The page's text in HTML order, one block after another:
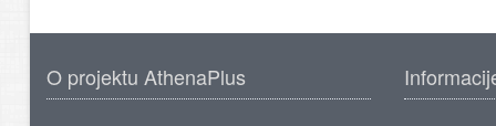
O projektu AthenaPlus